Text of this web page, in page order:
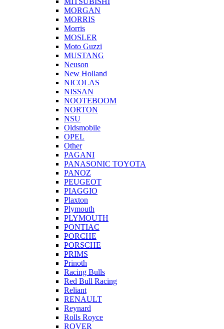
MORGAN
MORRIS
Morris
MOSLER
Moto Guzzi
MUSTANG
Neuson
New Holland
NICOLAS
NISSAN
NOOTEBOOM
NORTON
NSU
Oldsmobile
OPEL
Other
PAGANI
PANASONIC TOYOTA
PANOZ
PEUGEOT
PIAGGIO
Plaxton
Plymouth
PLYMOUTH
PONTIAC
PORCHE
PORSCHE
PRIMS
Prinoth
Racing Bulls
Red Bull Racing
Reliant
RENAULT
Reynard
Rolls Royce
ROVER